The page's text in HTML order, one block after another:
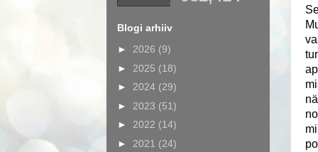
Blogi arhiiv
► 2026 (9)
► 2025 (18)
► 2024 (29)
► 2023 (51)
► 2022 (14)
► 2021 (24)